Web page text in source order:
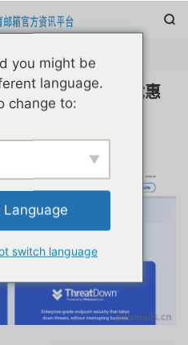

意软件学生教育优惠
 赞(1)
you might be
language.
change to:
Language
switch language